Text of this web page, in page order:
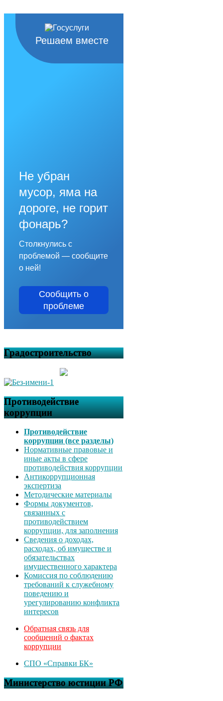
Решаем вместе
Не убран
мусор, яма на
дороге, не горит
фонарь?
Столкнулись с
проблемой — сообщите
о ней!
Сообщить о
проблеме
Градостроительство
Противодействие
коррупции
Противодействие
коррупции (все разделы)
Нормативные правовые и
иные акты в сфере
противодействия коррупции
Антикоррупционная
экспертиза
Методические материалы
Формы документов,
связанных с
противодействием
коррупции, для заполнения
Сведения о доходах,
расходах, об имуществе и
обязательствах
имущественного характера
Комиссия по соблюдению
требований к служебному
поведению и
урегулированию конфликта
интересов
Обратная связь для
сообщений о фактах
коррупции
СПО «Справки БК»
Министерство юстиции РФ